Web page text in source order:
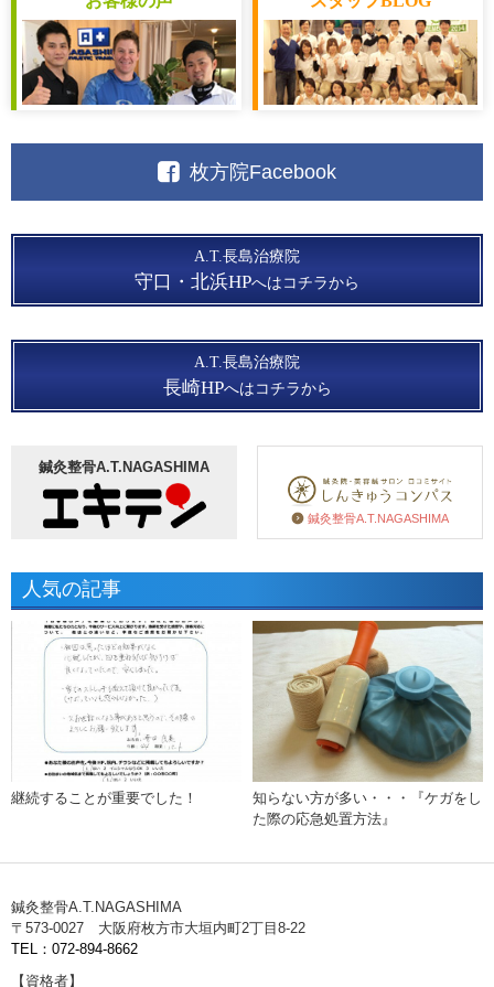
枚方院Facebook
A.T.長島治療院
守口・北浜HPへはコチラから
A.T.長島治療院
長崎HPへはコチラから
鍼灸整骨A.T.NAGASHIMA
鍼灸整骨A.T.NAGASHIMA
人気の記事
継続することが重要でした！
知らない方が多い・・・『ケガをし
た際の応急処置方法』
鍼灸整骨A.T.NAGASHIMA
〒573-0027 大阪府枚方市大垣内町2丁目8-22
TEL：072-894-8662
【資格者】